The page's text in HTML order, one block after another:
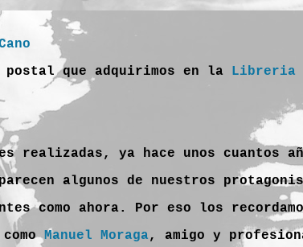
postal que adquirimos en la Libreria
realizadas, ya hace unos cuantos
algunos de nuestros
como ahora. Por eso los
Manuel Moraga, amigo y